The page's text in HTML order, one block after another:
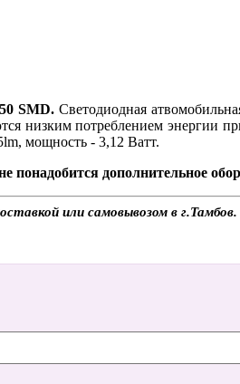
SMD.Светодиодная
низким потреблением энергии
мощность - 3,12 Ватт.
дополнительное
или самовывозом в